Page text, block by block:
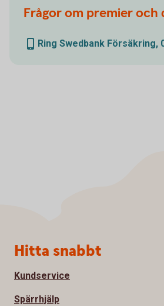
Frågor om premier och
Ring Swedbank Försäkring,
Sidfot
Hitta snabbt
Kundservice
Spärrhjälp